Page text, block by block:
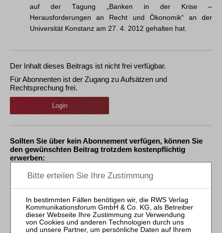
auf der Tagung „Banken in der Krise –
Herausforderungen an Recht und Ökonomik“ an der
Universität Konstanz am 27. 4. 2012 gehalten hat.
Der Inhalt dieses Beitrags ist nicht frei verfügbar.
Für Abonnenten ist der Zugang zu Aufsätzen und
Rechtsprechung frei.
Login
Sollten Sie über kein Abonnement verfügen, können Sie
den gewünschten Beitrag trotzdem kostenpflichtig
erwerben:
Erwerben Sie den gewünschten Beitrag kostenpflichtig per
Rechnung.